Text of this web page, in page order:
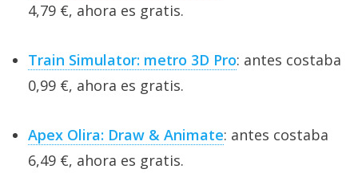
4,79 €, ahora es gratis.
Train Simulator: metro 3D Pro: antes costaba
0,99 €, ahora es gratis.
Apex Olira: Draw & Animate: antes costaba
6,49 €, ahora es gratis.